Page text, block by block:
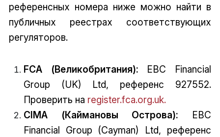
референсных номера ниже можно найти в
публичных реестрах соответствующих
регуляторов.
FCA (Великобритания): EBC Financial
Group (UK) Ltd, референс 927552.
Проверить на register.fca.org.uk.
CIMA (Каймановы Острова): EBC
Financial Group (Cayman) Ltd, референс